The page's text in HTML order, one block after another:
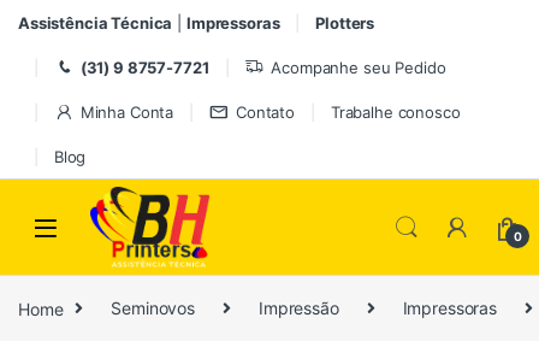
Pular para navegação
Ir para o conteúdo
Assistência Técnica Impressoras Plotters
(31) 9 8757-7721 Acompanhe seu Pedido
Minha Conta Contato Trabalhe conosco
Blog
0
Home Seminovos Impressão Impressoras